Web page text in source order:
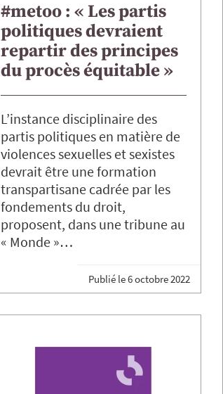
#metoo : « Les partis
politiques devraient
repartir des principes
du procès équitable »
L’instance disciplinaire des
partis politiques en matière de
violences sexuelles et sexistes
devrait être une formation
transpartisane cadrée par les
fondements du droit,
proposent, dans une tribune au
« Monde »…
Publié le6 octobre 2022